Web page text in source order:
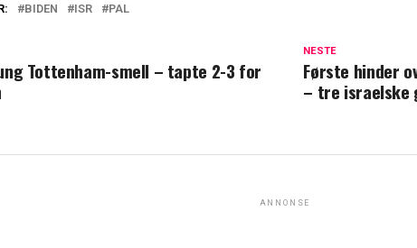
BIDEN ISR PAL
NESTE
Første hinder
– tre israelske
Tottenham-smell – tapte 2-3 for
ANNONSE